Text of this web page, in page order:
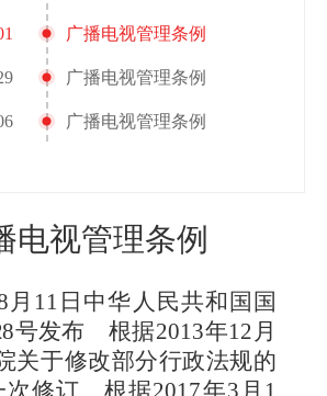
广播电视管理条例
广播电视管理条例
广播电视管理条例
电视管理条例
月11日中华人民共和国国
号发布 根据2013年12月
关于修改部分行政法规的
次修订 根据2017年3月1